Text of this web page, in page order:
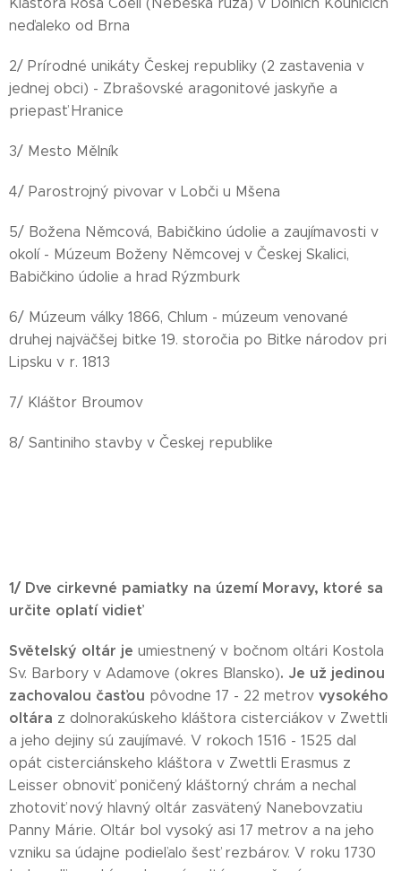
neďaleko od Brna
2/ Prírodné unikáty Českej republiky (2 zastavenia v
jednej obci) - Zbrašovské aragonitové jaskyňe a
priepasť Hranice
3/ Mesto Mělník
4/ Parostrojný pivovar v Lobči u Mšena
5/ Božena Němcová, Babičkino údolie a zaujímavosti v
okolí - Múzeum Boženy Němcovej v Českej Skalici,
Babičkino údolie a hrad Rýzmburk
6/ Múzeum války 1866, Chlum - múzeum venované
druhej najväčšej bitke 19. storočia po Bitke národov pri
Lipsku v r. 1813
7/ Kláštor Broumov
8/ Santiniho stavby v Českej republike
1/ Dve cirkevné pamiatky na území Moravy, ktoré sa
určite oplatí vidieť
Světelský oltár je umiestnený v bočnom oltári Kostola
Sv. Barbory v Adamove (okres Blansko). Je už jedinou
zachovalou časťou pôvodne 17 - 22 metrov vysokého
oltára z dolnorakúskeho kláštora cisterciákov v Zwettli
a jeho dejiny sú zaujímavé. V rokoch 1516 - 1525 dal
opát cisterciánskeho kláštora v Zwettli Erasmus z
Leisser obnoviť poničený kláštorný chrám a nechal
zhotoviť nový hlavný oltár zasvätený Nanebovzatiu
Panny Márie. Oltár bol vysoký asi 17 metrov a na jeho
vzniku sa údajne podieľalo šesť rezbárov. V roku 1730